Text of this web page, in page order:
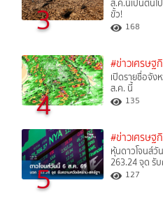
3
ส.ค.นี้เป็นต้นไ
ขั้ว!
168
4
#ข่าวเศรษฐ
เปิดรายชื่อจั
ส.ค. นี้
135
5
#ข่าวเศรษฐ
หุ้นดาวโจนส์วั
263.24 จุด รั
127